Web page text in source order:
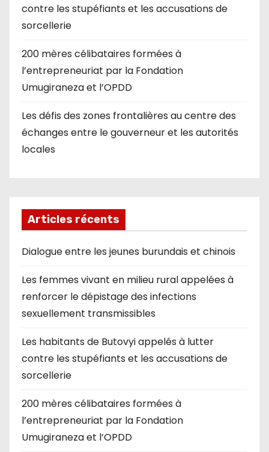
contre les stupéfiants et les accusations de
sorcellerie
200 mères célibataires formées à
l’entrepreneuriat par la Fondation
Umugiraneza et l’OPDD
Les défis des zones frontalières au centre des
échanges entre le gouverneur et les autorités
locales
Articles récents
Dialogue entre les jeunes burundais et chinois
Les femmes vivant en milieu rural appelées à
renforcer le dépistage des infections
sexuellement transmissibles
Les habitants de Butovyi appelés à lutter
contre les stupéfiants et les accusations de
sorcellerie
200 mères célibataires formées à
l’entrepreneuriat par la Fondation
Umugiraneza et l’OPDD